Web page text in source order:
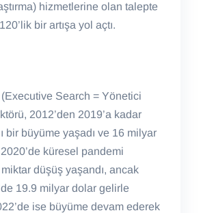
hizmetlerine olan talepte
bir artışa yol açtı.
(Executive Search = Yönetici
2012’den 2019’a kadar
bir büyüme yaşadı ve 16 milyar
küresel pandemi
düşüş yaşandı, ancak
19.9 milyar dolar gelirle
ise büyüme devam ederek